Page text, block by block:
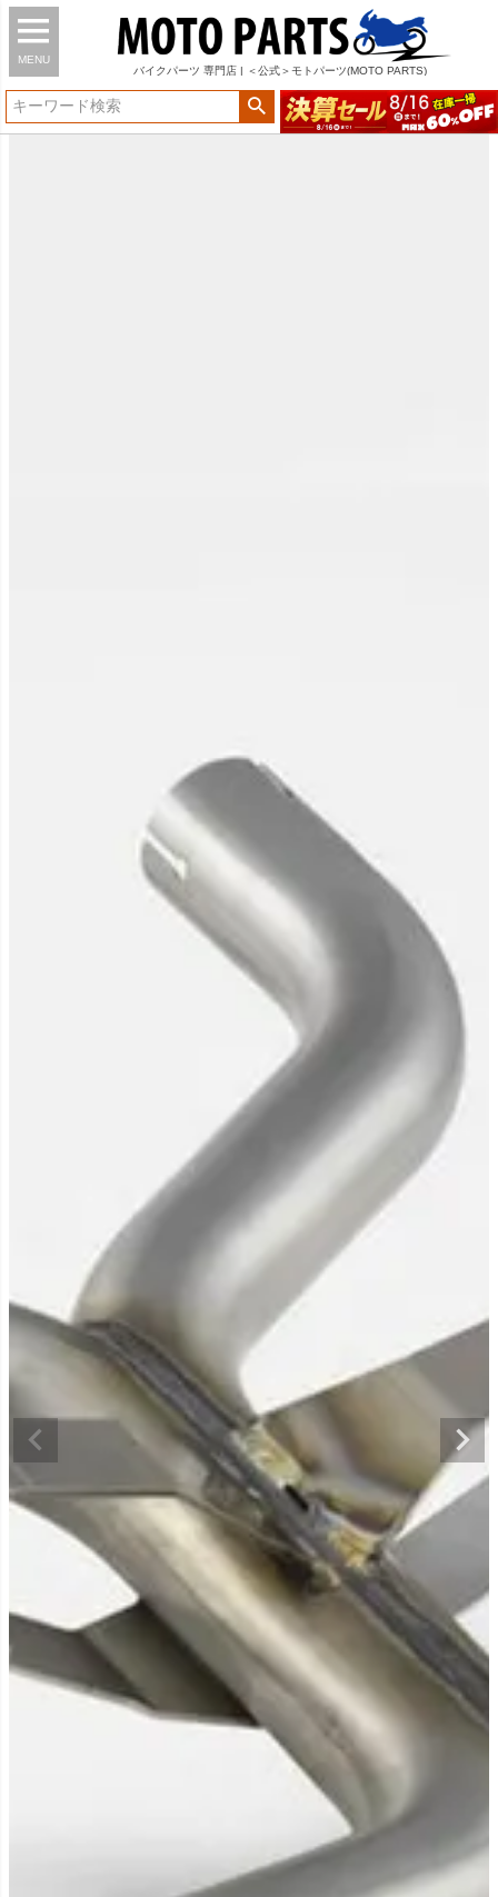
MENU
バイク パーツ 専門店 | ＜公式＞モトパーツ(MOTO PARTS)